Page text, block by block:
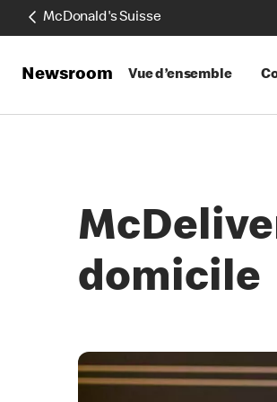
McDonald's Suisse
Newsroom Vue d’ensemble
domicile